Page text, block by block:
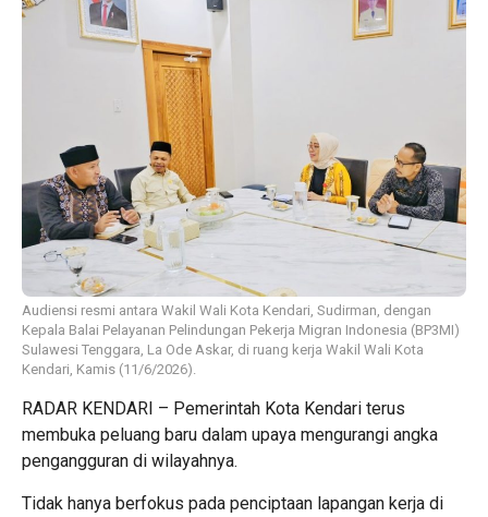
Audiensi resmi antara Wakil Wali Kota Kendari, Sudirman, dengan
Kepala Balai Pelayanan Pelindungan Pekerja Migran Indonesia (BP3MI)
Sulawesi Tenggara, La Ode Askar, di ruang kerja Wakil Wali Kota
Kendari, Kamis (11/6/2026).
RADAR KENDARI – Pemerintah Kota Kendari terus
membuka peluang baru dalam upaya mengurangi angka
pengangguran di wilayahnya.
Tidak hanya berfokus pada penciptaan lapangan kerja di